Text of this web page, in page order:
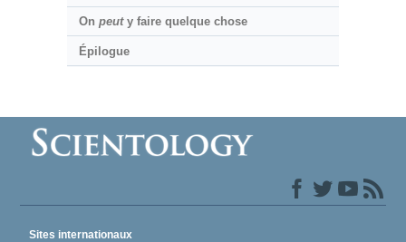
On peuty faire quelque chose
Épilogue
Sites internationaux